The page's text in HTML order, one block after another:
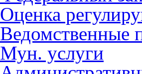
Оценка
Ведомственные
Мун. услуги